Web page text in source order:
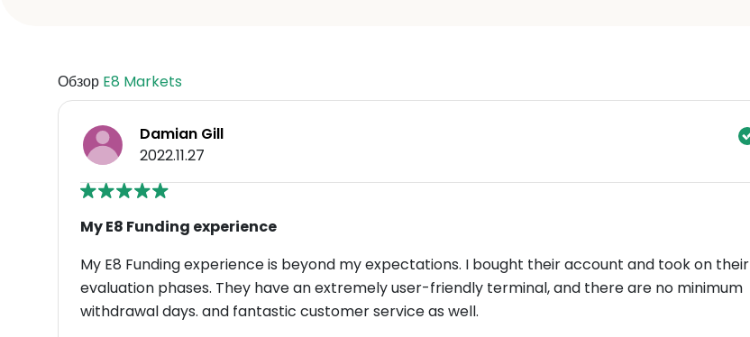
Обзор E8 Markets
Damian Gill
2022.11.27
My E8 Funding experience
My E8 Funding experience is beyond my expectations. I bought their account and took on their
evaluation phases. They have an extremely user-friendly terminal, and there are no minimum
withdrawal days. and fantastic customer service as well.